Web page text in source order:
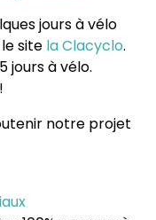
jours à vélo
site la Clacyclo.
jours à vélo.
notre projet